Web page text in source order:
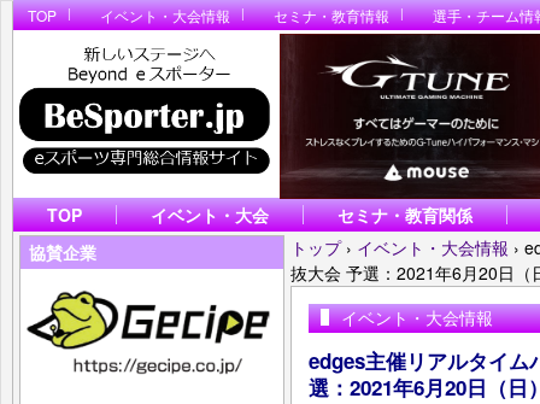
TOP イベント・大会情報 セミナ・教育情報 選手・チーム情
TOP イベント・大会
セミナ・教育関係
協賛企業
トップ › イベント・大会情報 ›
抜大会 予選：2021年6月20日（
イベント・大会情報
edges主催リアルタイム
選：2021年6月20日（日